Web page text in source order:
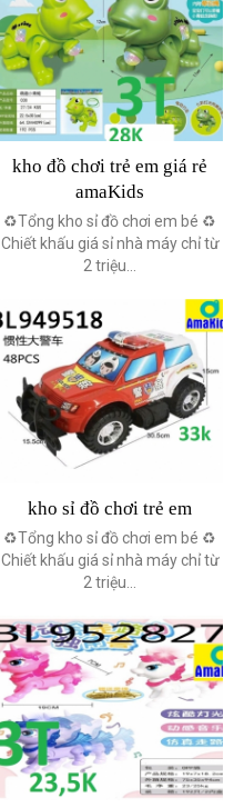
kho đồ chơi trẻ em giá rẻ
amaKids
♻️Tổng kho sỉ đồ chơi em bé ♻️
Chiết khấu giá sỉ nhà máy chỉ từ
2 triệu...
kho sỉ đồ chơi trẻ em
♻️Tổng kho sỉ đồ chơi em bé ♻️
Chiết khấu giá sỉ nhà máy chỉ từ
2 triệu...